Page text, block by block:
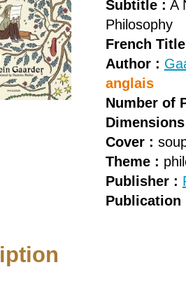
Subtitle : A
Philosophy
French
Author :
anglais
Number of
Cover :
Theme :
Publisher :
Publication